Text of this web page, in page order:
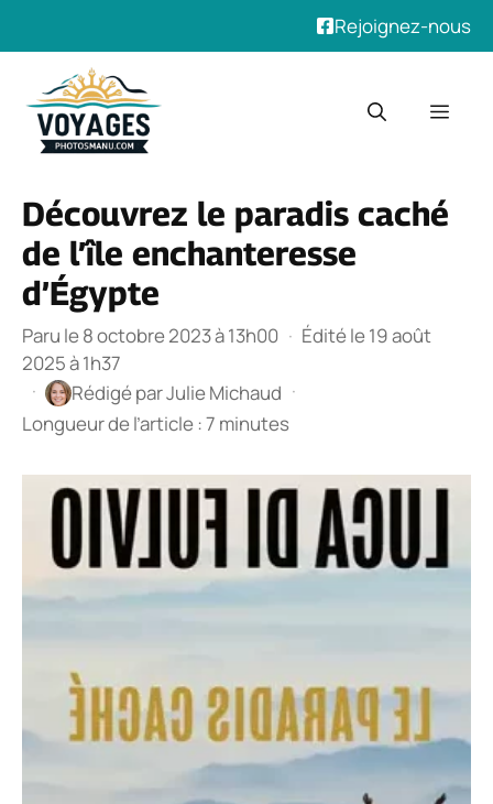
Rejoignez-nous
contenu
Découvrez le paradis caché
de l’île enchanteresse
d’Égypte
Paru le 8 octobre 2023 à 13h00 · Édité le 19 août
2025 à 1h37
·
Rédigé parJulie Michaud ·
Longueur de l’article : 7 minutes